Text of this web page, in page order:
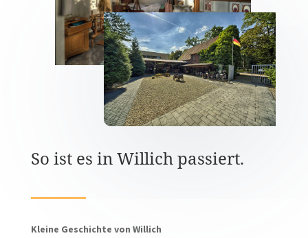
So ist es in Willich passiert.
Kleine Geschichte von Willich